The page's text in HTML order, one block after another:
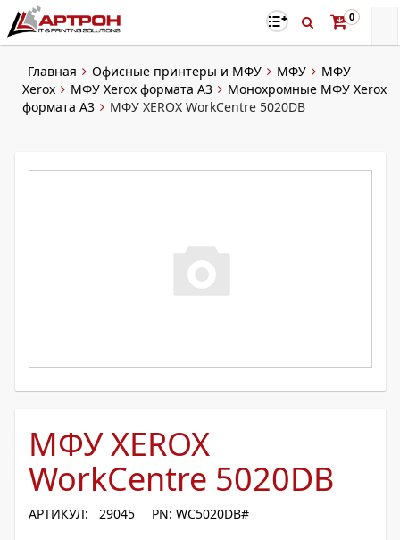
0
Главная Офисные принтеры и МФУ МФУ
МФУ
Xerox
МФУ Xerox формата A3
Монохромные МФУ Xerox
формата А3
МФУ XEROX WorkCentre 5020DB
МФУ XEROX
WorkCentre 5020DB
АРТИКУЛ: 29045 PN: WC5020DB#